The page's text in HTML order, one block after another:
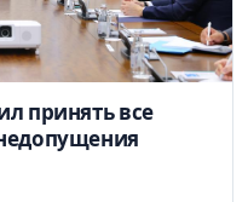
принять все